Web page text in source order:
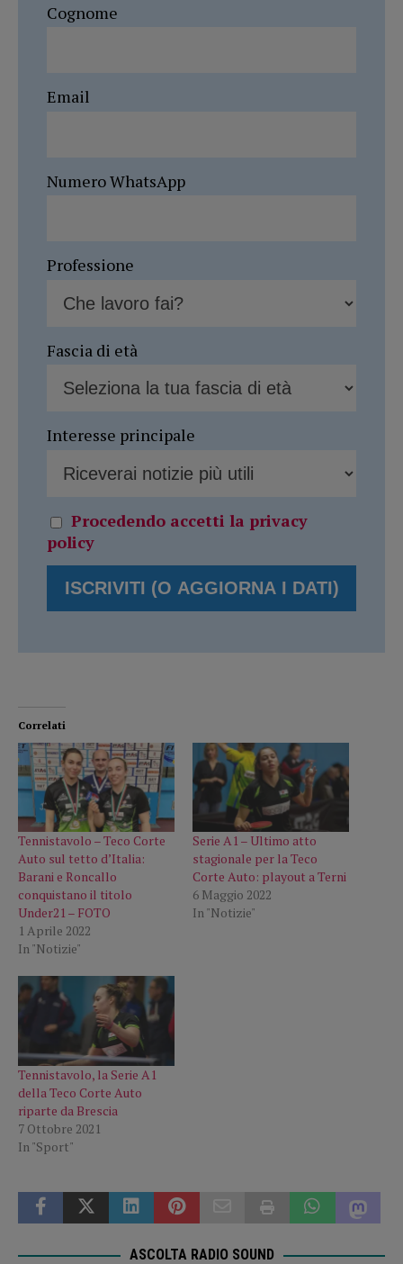
Cognome
Email
Numero WhatsApp
Professione
Fascia di età
Interesse principale
Procedendo accetti la privacy
policy
Correlati
Tennistavolo – Teco Corte
Auto sul tetto d’Italia:
Barani e Roncallo
conquistano il titolo
Under21 – FOTO
1 Aprile 2022
In "Notizie"
Serie A1 – Ultimo atto
stagionale per la Teco
Corte Auto: playout a Terni
6 Maggio 2022
In "Notizie"
Tennistavolo, la Serie A1
della Teco Corte Auto
riparte da Brescia
7 Ottobre 2021
In "Sport"
ASCOLTA RADIO SOUND